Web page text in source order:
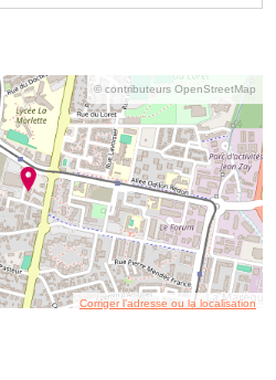
© contributeurs OpenStreetMap
Corriger l’adresse ou la localisation